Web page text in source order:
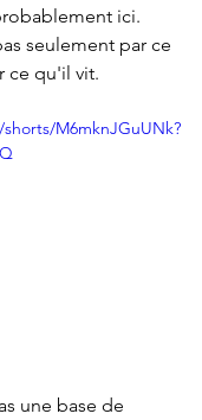
ici.
seulement par ce
ce qu'il vit.
M6mknJGuUNk?
une base de